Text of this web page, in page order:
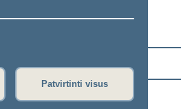
Patvirtinti visus
3